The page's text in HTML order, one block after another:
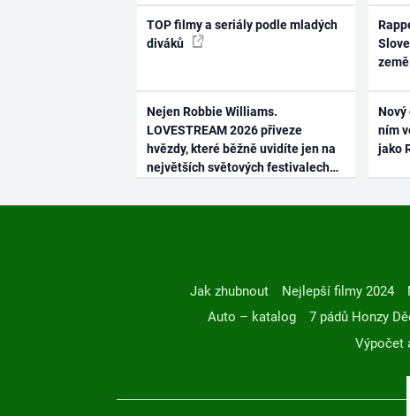
TOP filmy a seriály podle mladých
diváků
Nejen Robbie Williams.
LOVESTREAM 2026 přiveze
hvězdy, které běžně uvidíte jen na
největších světových festivalech
Nový
ním
jako
Jak zhubnout Nejlepší filmy 2024
Auto – katalog
7 pádů Honzy
Výpočet